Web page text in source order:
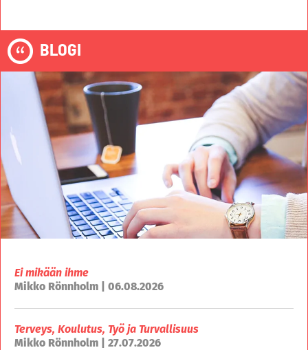
BLOGI
Ei mikään ihme
Mikko Rönnholm | 06.08.2026
Terveys, Koulutus, Työ ja Turvallisuus
Mikko Rönnholm | 27.07.2026